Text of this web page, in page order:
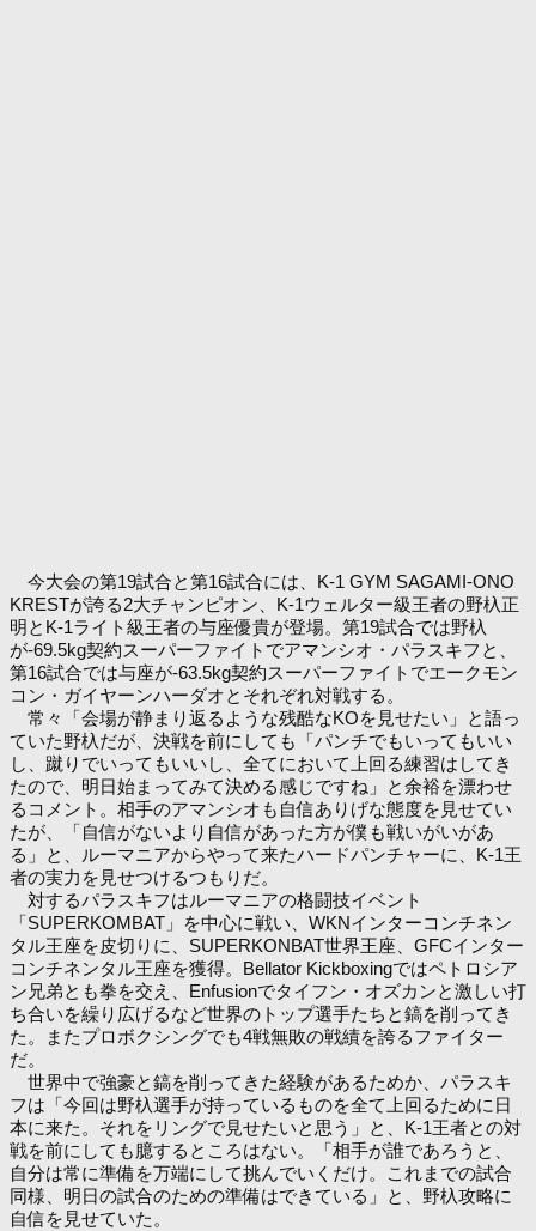
今大会の第19試合と第16試合には、K-1 GYM SAGAMI-ONO
KRESTが誇る2大チャンピオン、K-1ウェルター級王者の野杁正
明とK-1ライト級王者の与座優貴が登場。第19試合では野杁
が-69.5kg契約スーパーファイトでアマンシオ・パラスキフと、
第16試合では与座が-63.5kg契約スーパーファイトでエークモン
コン・ガイヤーンハーダオとそれぞれ対戦する。
常々「会場が静まり返るような残酷なKOを見せたい」と語っ
ていた野杁だが、決戦を前にしても「パンチでもいってもいい
し、蹴りでいってもいいし、全てにおいて上回る練習はしてき
たので、明日始まってみて決める感じですね」と余裕を漂わせ
るコメント。相手のアマンシオも自信ありげな態度を見せてい
たが、「自信がないより自信があった方が僕も戦いがいがあ
る」と、ルーマニアからやって来たハードパンチャーに、K-1王
者の実力を見せつけるつもりだ。
対するパラスキフはルーマニアの格闘技イベント
「SUPERKOMBAT」を中心に戦い、WKNインターコンチネン
タル王座を皮切りに、SUPERKONBAT世界王座、GFCインター
コンチネンタル王座を獲得。Bellator Kickboxingではペトロシア
ン兄弟とも拳を交え、Enfusionでタイフン・オズカンと激しい打
ち合いを繰り広げるなど世界のトップ選手たちと鎬を削ってき
た。またプロボクシングでも4戦無敗の戦績を誇るファイター
だ。
世界中で強豪と鎬を削ってきた経験があるためか、パラスキ
フは「今回は野杁選手が持っているものを全て上回るために日
本に来た。それをリングで見せたいと思う」と、K-1王者との対
戦を前にしても臆するところはない。「相手が誰であろうと、
自分は常に準備を万端にして挑んでいくだけ。これまでの試合
同様、明日の試合のための準備はできている」と、野杁攻略に
自信を見せていた。